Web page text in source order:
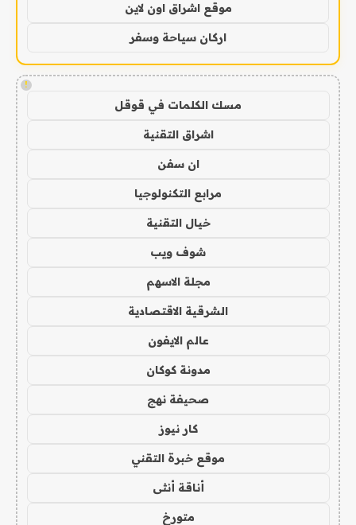
موقع اشراق اون لاين
اركان سياحة وسفر
!
مسك الكلمات في قوقل
اشراق التقنية
ان سفن
مرابع التكنولوجيا
خيال التقنية
شوف ويب
مجلة الاسهم
الشرقية الاقتصادية
عالم الايفون
مدونة كوكان
صحيفة نهج
كار نيوز
موقع خبرة التقني
أناقة أنثى
متورخ